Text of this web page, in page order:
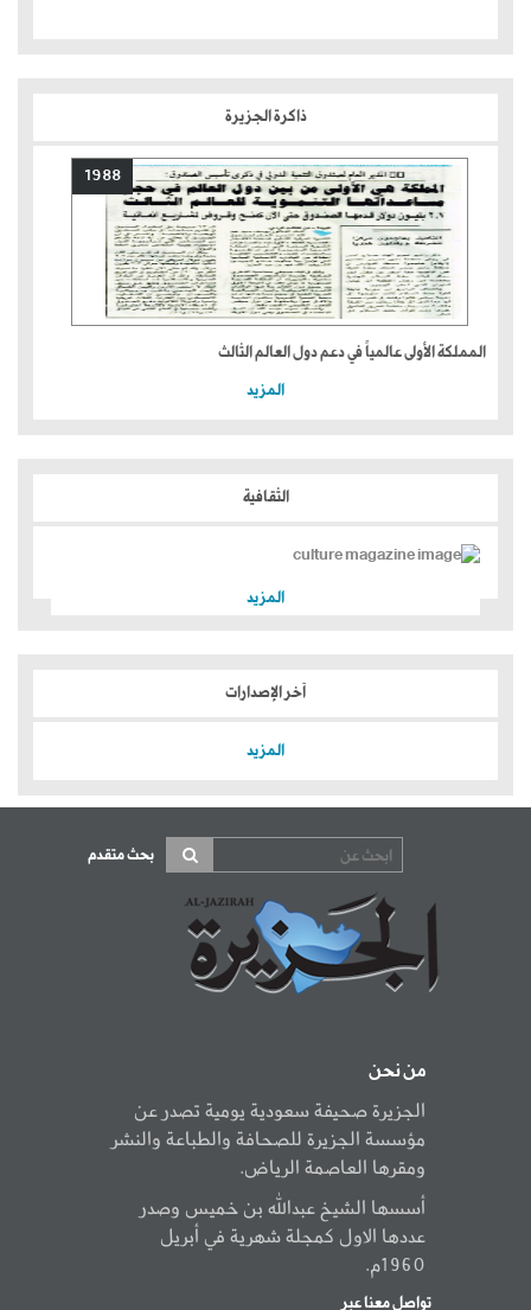
ذاكرة الجزيرة
1988
المملكة الأولى عالمياً في دعم دول العالم الثالث
المزيد
الثقافية
المزيد
آخر الإصدارات
المزيد
بحث متقدم
من نحن
الجزيرة صحيفة سعودية يومية تصدر عن
مؤسسة الجزيرة للصحافة والطباعة والنشر
ومقرها العاصمة الرياض.
أسسها الشيخ عبدالله بن خميس وصدر
عددها الاول كمجلة شهرية في أبريل
1960م.
تواصل معنا عبر